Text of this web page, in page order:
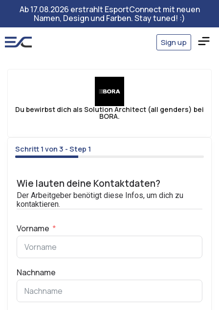
Ab 17.08.2026 erstrahlt EsportConnect mit neuen
Namen, Design und Farben. Stay tuned! :)
Sign up
Schritt 1 von 3 - Step 1
33%
Wie lauten deine Kontaktdaten?
Der Arbeitgeber benötigt diese Infos, um dich zu
kontaktieren.
Vorname
Nachname
Du bewirbst dich als Solution Architect (all genders) bei
BORA.